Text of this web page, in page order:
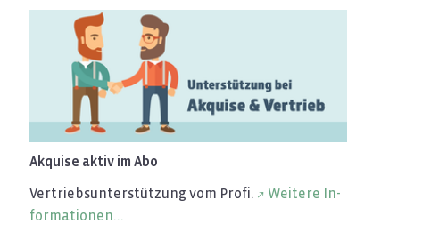
Ak­qui­se aktiv im Abo
Ver­triebs­un­ter­stüt­zung vom Profi.
Wei­te­re In­
for­ma­tio­nen...